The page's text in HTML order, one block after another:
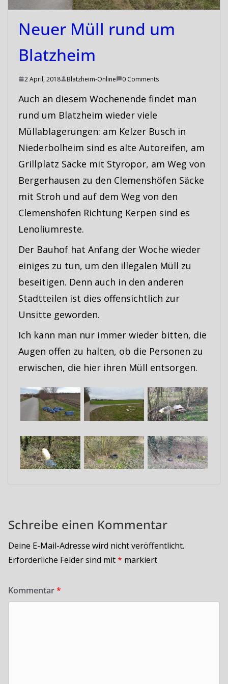
Neuer Müll rund um
Blatzheim
2 April, 2018 Blatzheim-Online 0 Comments
Auch an diesem Wochenende findet man
rund um Blatzheim wieder viele
Müllablagerungen: am Kelzer Busch in
Niederbolheim sind es alte Autoreifen, am
Grillplatz Säcke mit Styropor, am Weg von
Bergerhausen zu den Clemenshöfen Säcke
mit Stroh und auf dem Weg von den
Clemenshöfen Richtung Kerpen sind es
Lenoliumreste.
Der Bauhof hat Anfang der Woche wieder
einiges zu tun, um den illegalen Müll zu
beseitigen. Denn auch in den anderen
Stadtteilen ist dies offensichtlich zur
Unsitte geworden.
Ich kann man nur immer wieder bitten, die
Augen offen zu halten, ob die Personen zu
erwischen, die hier ihren Müll entsorgen.
Schreibe einen Kommentar
Deine E-Mail-Adresse wird nicht veröffentlicht.
Erforderliche Felder sind mit* markiert
Kommentar*